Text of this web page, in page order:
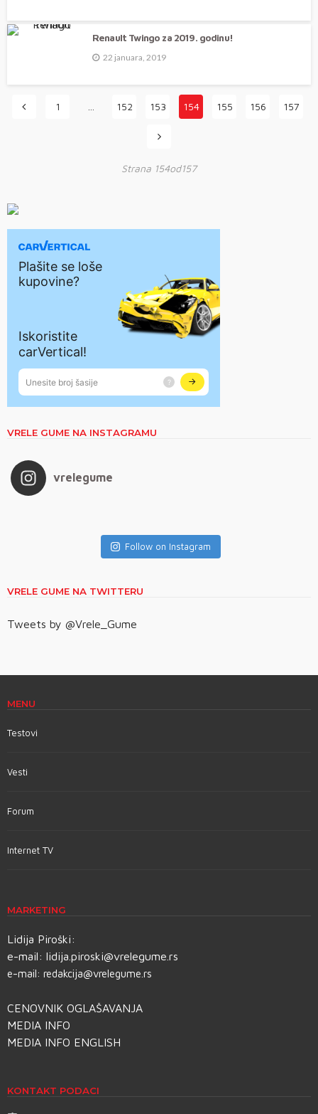
Renault Twingo za 2019. godinu!
22 januara, 2019
1 152 153 154 155 156 157
Strana 154od157
VRELE GUME NA INSTAGRAMU
vrelegume
Follow on Instagram
VRELE GUME NA TWITTERU
Tweets by @Vrele_Gume
MENU
Testovi
Vesti
Forum
Internet TV
MARKETING
Lidija Piroški:
e-mail: lidija.piroski@vrelegume.rs
e-mail: redakcija@vrelegume.rs
CENOVNIK OGLAŠAVANJA
MEDIA INFO
MEDIA INFO ENGLISH
KONTAKT PODACI